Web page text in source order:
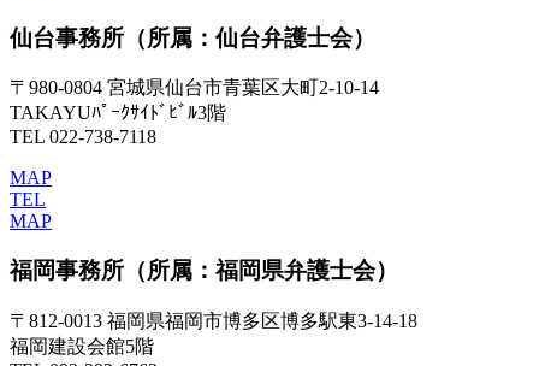
仙台事務所 （所属：仙台弁護士会）
〒980-0804 宮城県仙台市青葉区大町2-10-14
TAKAYUﾊﾟｰｸｻｲﾄﾞﾋﾞﾙ3階
TEL 022-738-7118
MAP
TEL
MAP
福岡事務所 （所属：福岡県弁護士会）
〒812-0013 福岡県福岡市博多区博多駅東3-14-18
福岡建設会館5階